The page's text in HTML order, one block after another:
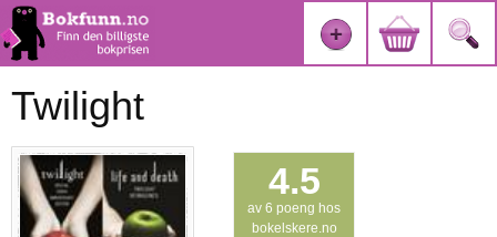
Twilight
4.5
av 6 poeng hos
bokelskere.no